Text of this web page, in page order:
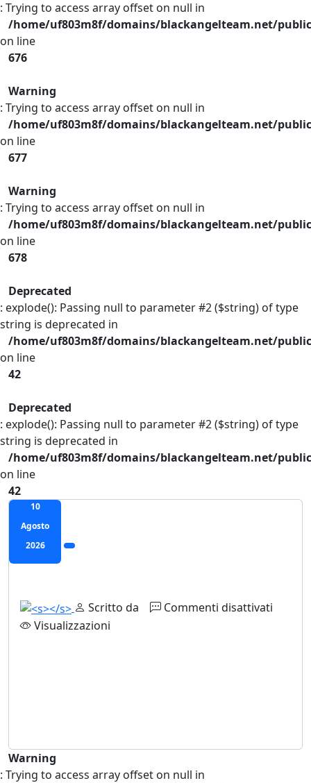
: Trying to access array offset on null in
/home/uf803m8f/domains/blackangelteam.net/
on line
676
Warning
: Trying to access array offset on null in
/home/uf803m8f/domains/blackangelteam.net/
on line
677
Warning
: Trying to access array offset on null in
/home/uf803m8f/domains/blackangelteam.net/
on line
678
Deprecated
: explode(): Passing null to parameter #2 ($string) of type
string is deprecated in
/home/uf803m8f/domains/blackangelteam.net/
on line
42
Deprecated
: explode(): Passing null to parameter #2 ($string) of type
string is deprecated in
/home/uf803m8f/domains/blackangelteam.net/
on line
42
10
Agosto
2026
Scritto da
Commenti disattivati
Visualizzazioni
Warning
: Trying to access array offset on null in